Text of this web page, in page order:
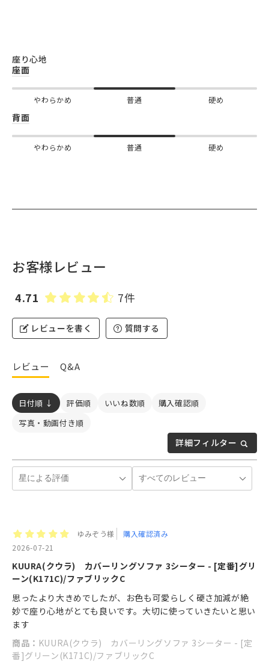
座り心地
座面
やわらかめ 普通 硬め
背面
やわらかめ 普通 硬め
お客様レビュー
4.71 7件
レビューを書く 質問する
レビュー Q&A
詳細フィルター
日付順 ↓ 評価順 いいね数順
購入確認順
写真・動画付き順
ゆみぞう様
購入確認済み
2026-07-21
KUURA(クウラ) カバーリングソファ 3シーター - [定番]グリ
ーン(K171C)/ファブリックC
思ったより大きめでしたが、お色も可愛らしく硬さ加減が絶
妙で座り心地がとても良いです。大切に使っていきたいと思い
ます
商品： KUURA(クウラ) カバーリングソファ 3シーター - [定
番]グリーン(K171C)/ファブリックC